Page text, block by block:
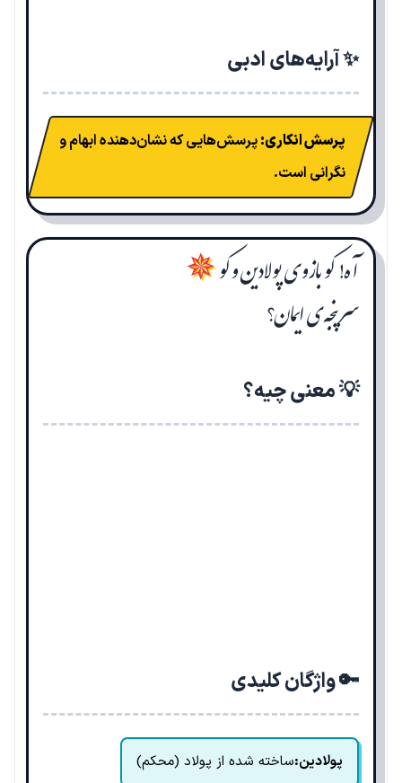
✨ آرایه‌های ادبی
پرسش انکاری:پرسش‌هایی که نشان‌دهنده ابهام و
نگرانی است.
آه! کو بازوی پولادین و کو
سرپنجه‌ی ایمان؟
✵
💡 معنی چیه؟
🔑 واژگان کلیدی
پولادین:ساخته شده از پولاد (محکم)